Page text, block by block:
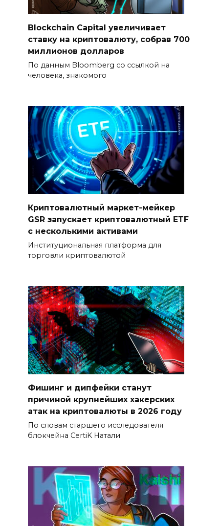
Blockchain Capital увеличивает
ставку на криптовалюту, собрав 700
миллионов долларов
По данным Bloomberg со ссылкой на
человека, знакомого
Криптовалютный маркет-мейкер
GSR запускает криптовалютный ETF
с несколькими активами
Институциональная платформа для
торговли криптовалютой
Фишинг и дипфейки станут
причиной крупнейших хакерских
атак на криптовалюты в 2026 году
По словам старшего исследователя
блокчейна CertiK Натали